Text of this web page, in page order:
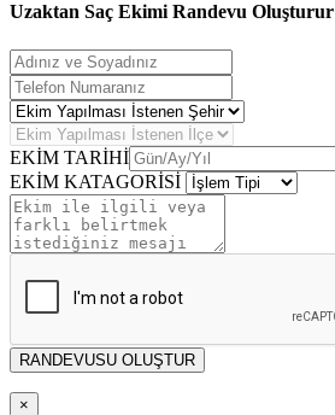
Uzaktan Saç Ekimi Randevu Oluşturur
EKİM TARİHİ
EKİM KATAGORİSİ
RANDEVUSU OLUŞTUR
×